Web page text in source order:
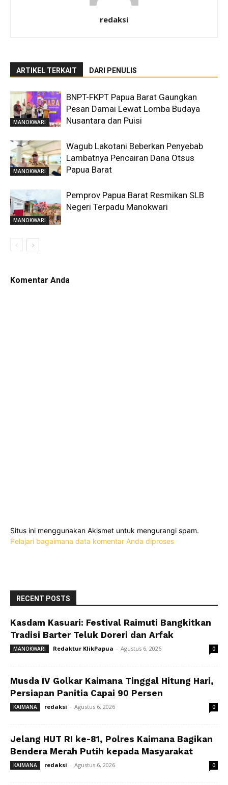
redaksi
ARTIKEL TERKAIT DARI PENULIS
MANOKWARI
BNPT-FKPT Papua Barat Gaungkan
Pesan Damai Lewat Lomba Budaya
Nusantara dan Puisi
MANOKWARI
Wagub Lakotani Beberkan Penyebab
Lambatnya Pencairan Dana Otsus
Papua Barat
MANOKWARI
Pemprov Papua Barat Resmikan SLB
Negeri Terpadu Manokwari
Komentar Anda
Situs ini menggunakan Akismet untuk mengurangi spam.
Pelajari bagaimana data komentar Anda diproses
RECENT POSTS
Kasdam Kasuari: Festival Raimuti Bangkitkan
Tradisi Barter Teluk Doreri dan Arfak
MANOKWARI Redaktur KlikPapua - Agustus 6, 2026 0
Musda IV Golkar Kaimana Tinggal Hitung Hari,
Persiapan Panitia Capai 90 Persen
KAIMANA redaksi - Agustus 6, 2026 0
Jelang HUT RI ke-81, Polres Kaimana Bagikan
Bendera Merah Putih kepada Masyarakat
KAIMANA redaksi - Agustus 6, 2026 0